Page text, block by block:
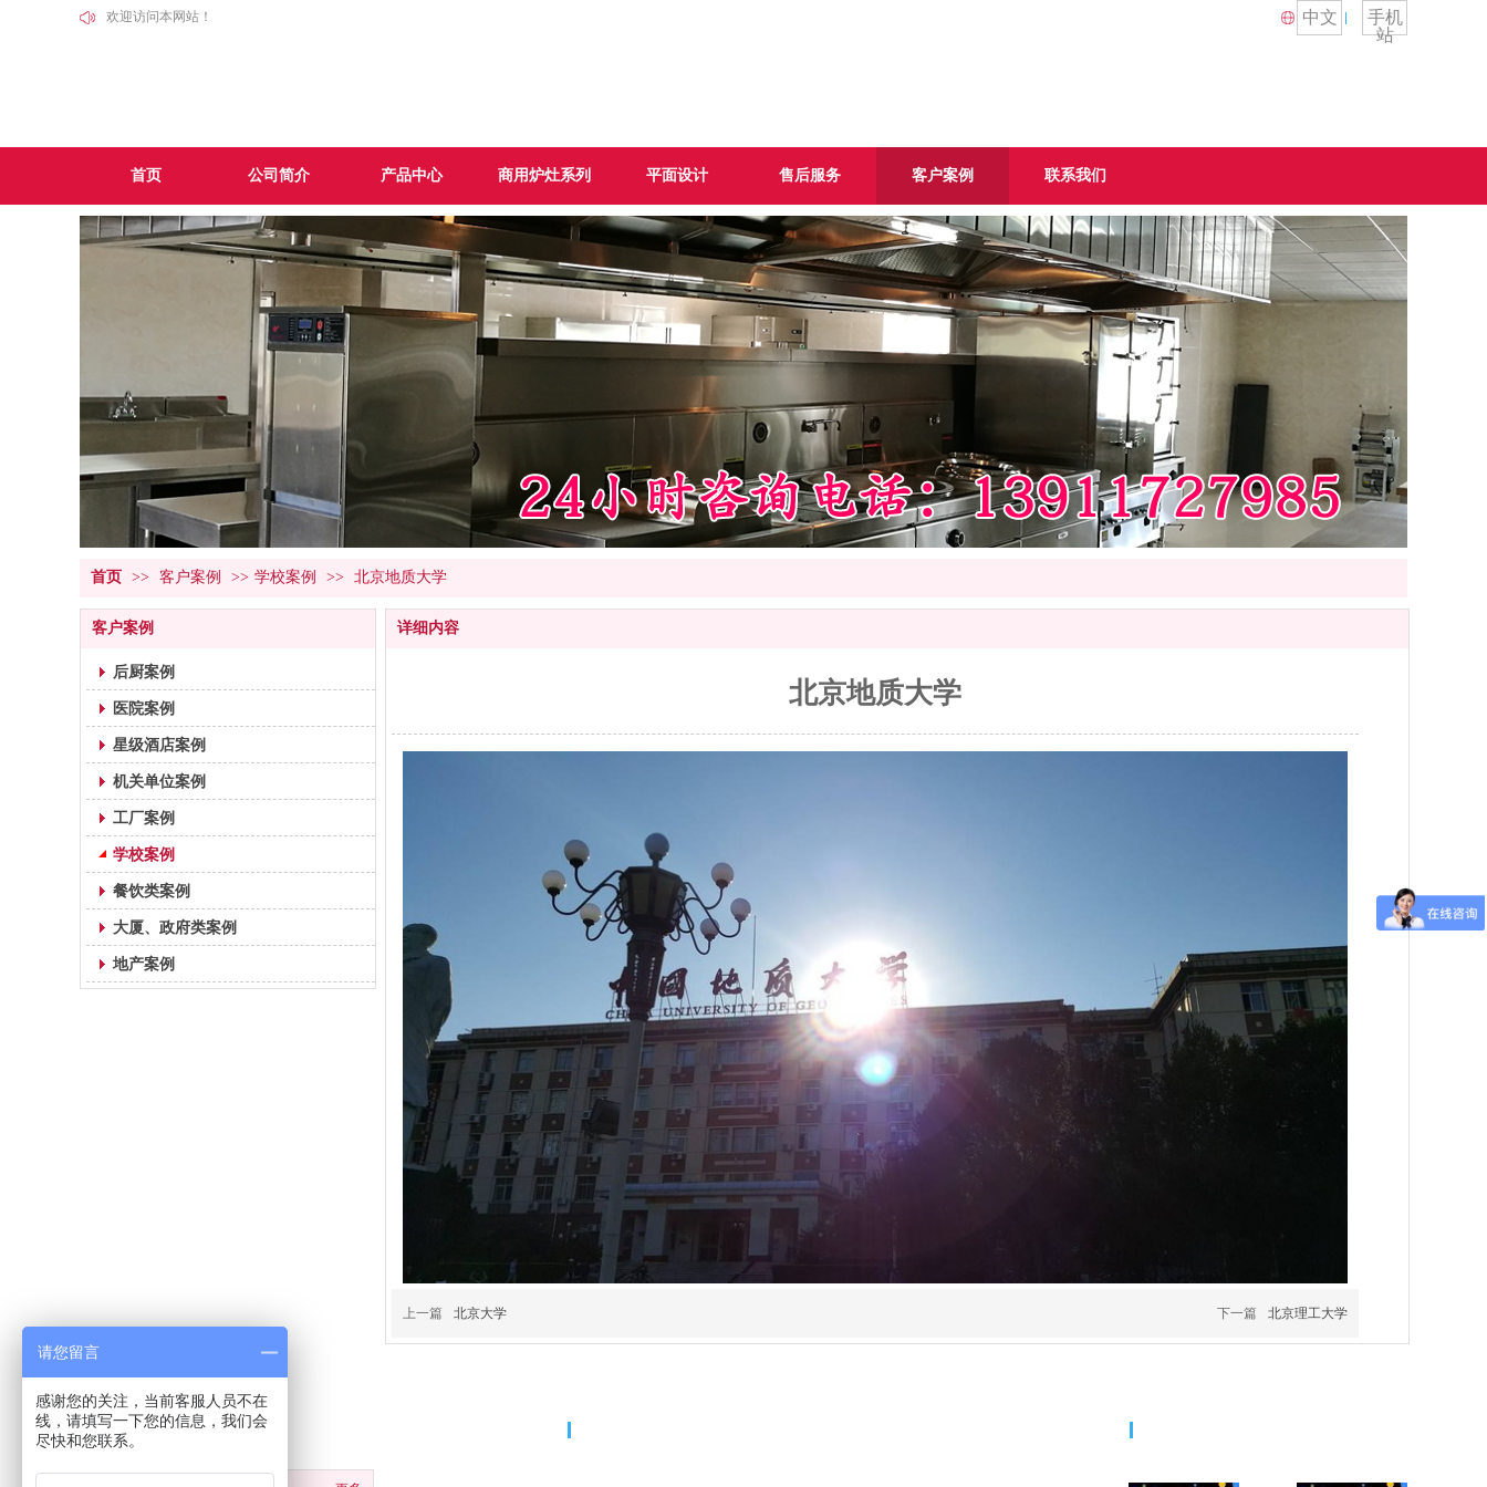
欢迎访问本网站！ 中文
手机
站
首页 公司简介 产品中心 商用炉灶系列 平面设计 售后服务 客户案例 联系我们
首页 >> 客户案例 >> 学校案例 >> 北京地质大学
客户案例
后厨案例
医院案例
星级酒店案例
机关单位案例
工厂案例
学校案例
餐饮类案例
大厦、政府类案例
地产案例
详细内容
北京地质大学
上一篇 北京大学 下一篇 北京理工大学
分类导航
请您留言
感谢您的关注，当前客服人员不在
线，请填写一下您的信息，我们会
尽快和您联系。